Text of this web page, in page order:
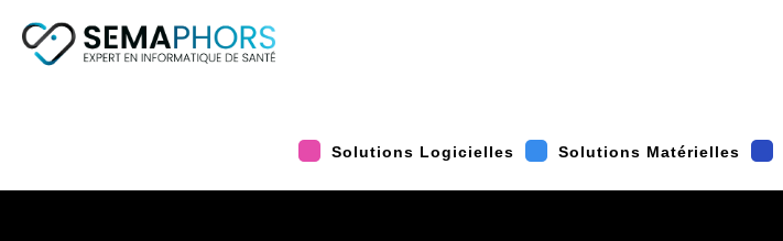
Solutions Logicielles Solutions Matérielles